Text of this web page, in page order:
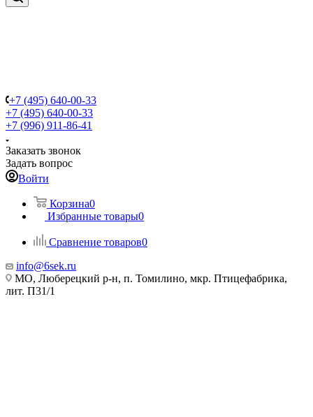
+7 (495) 640-00-33
+7 (495) 640-00-33
+7 (996) 911-86-41
Заказать звонок
Задать вопрос
Войти
Корзина0
Избранные товары0
Сравнение товаров0
info@6sek.ru
МО, Люберецкий р-н, п. Томилино, мкр. Птицефабрика,
лит. П31/1